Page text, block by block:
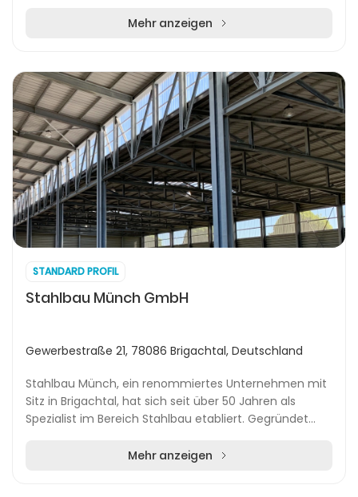
Mehr anzeigen
STANDARD PROFIL
Stahlbau Münch GmbH
Gewerbestraße 21, 78086 Brigachtal, Deutschland
Stahlbau Münch, ein renommiertes Unternehmen mit
Sitz in Brigachtal, hat sich seit über 50 Jahren als
Spezialist im Bereich Stahlbau etabliert. Gegründet
Mehr anzeigen